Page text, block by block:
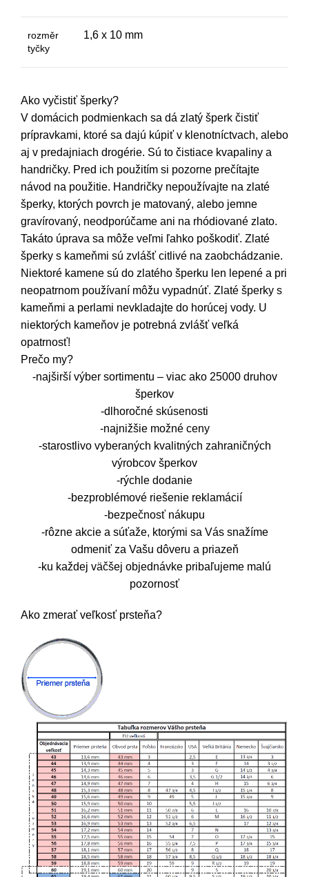
rozměr
tyčky
1,6 x 10 mm
Ako vyčistiť šperky?
V domácich podmienkach sa dá zlatý šperk čistiť
prípravkami, ktoré sa dajú kúpiť v klenotníctvach, alebo
aj v predajniach drogérie. Sú to čistiace kvapaliny a
handričky. Pred ich použitím si pozorne prečítajte
návod na použitie. Handričky nepoužívajte na zlaté
šperky, ktorých povrch je matovaný, alebo jemne
gravírovaný, neodporúčame ani na rhódiované zlato.
Takáto úprava sa môže veľmi ľahko poškodiť. Zlaté
šperky s kameňmi sú zvlášť citlivé na zaobchádzanie.
Niektoré kamene sú do zlatého šperku len lepené a pri
neopatrnom používaní môžu vypadnúť. Zlaté šperky s
kameňmi a perlami nevkladajte do horúcej vody. U
niektorých kameňov je potrebná zvlášť veľká
opatrnosť!
Prečo my?
-najširší výber sortimentu – viac ako 25000 druhov
šperkov
-dlhoročné skúsenosti
-najnižšie možné ceny
-starostlivo vyberaných kvalitných zahraničných
výrobcov šperkov
-rýchle dodanie
-bezproblémové riešenie reklamácií
-bezpečnosť nákupu
-rôzne akcie a súťaže, ktorými sa Vás snažíme
odmeniť za Vašu dôveru a priazeň
-ku každej väčšej objednávke pribaľujeme malú
pozornosť
Ako zmerať veľkosť prsteňa?